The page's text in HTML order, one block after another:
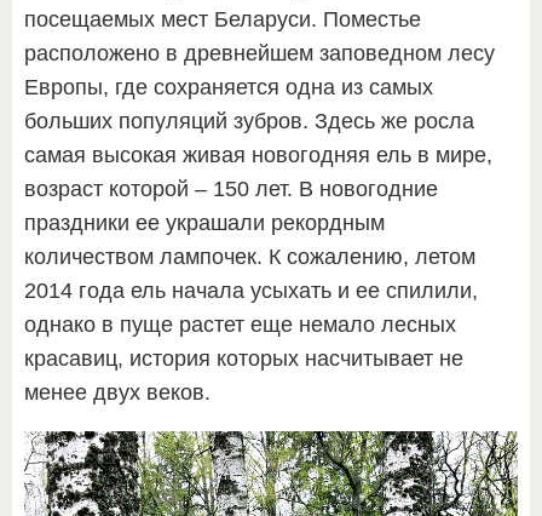
посещаемых мест Беларуси. Поместье
расположено в древнейшем заповедном лесу
Европы, где сохраняется одна из самых
больших популяций зубров. Здесь же росла
самая высокая живая новогодняя ель в мире,
возраст которой – 150 лет. В новогодние
праздники ее украшали рекордным
количеством лампочек. К сожалению, летом
2014 года ель начала усыхать и ее спилили,
однако в пуще растет еще немало лесных
красавиц, история которых насчитывает не
менее двух веков.